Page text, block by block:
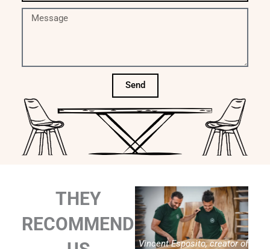
Message
Send
Vincent Esposito, creator of
THEY
RECOMMEND